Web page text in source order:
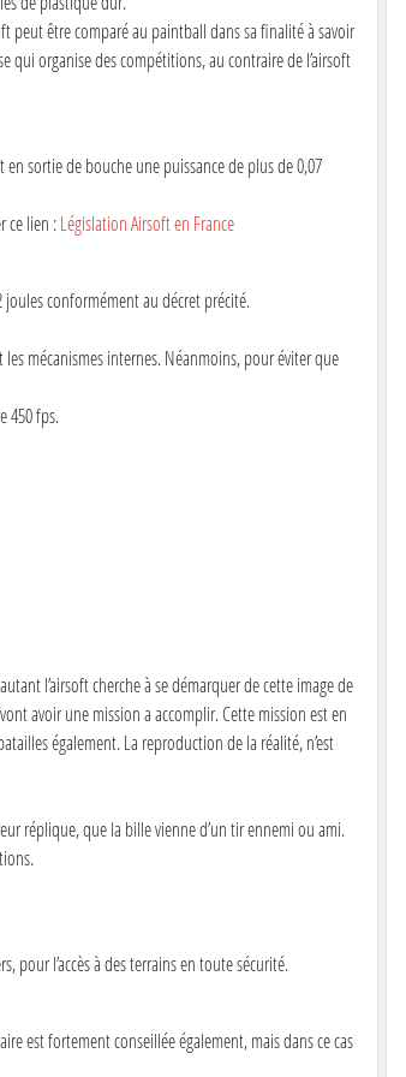
peut être comparé au paintball dans sa finalité à savoir
qui organise des compétitions, au contraire de l’airsoft
en sortie de bouche une puissance de plus de 0,07
ce lien :Législation Airsoft en France
joules conformément au décret précité.
mécanismes internes. Néanmoins, pour éviter que
450 fps.
l’airsoft cherche à se démarquer de cette image de
avoir une mission a accomplir. Cette mission est en
également. La reproduction de la réalité, n’est
réplique, que la bille vienne d’un tir ennemi ou ami.
pour l’accès à des terrains en toute sécurité.
est fortement conseillée également, mais dans ce cas